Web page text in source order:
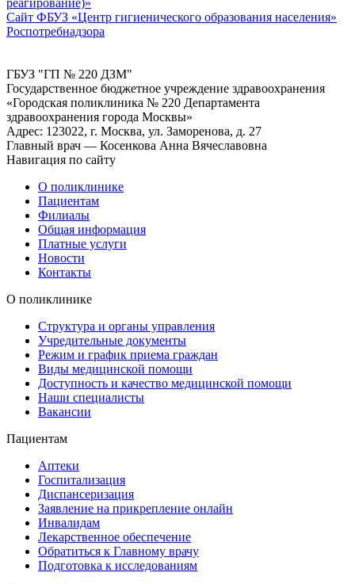
Сайт ФБУЗ «Центр гигиенического образования населения»
Роспотребнадзора
ГБУЗ "ГП № 220 ДЗМ"
Государственное бюджетное учреждение здравоохранения
«Городская поликлиника № 220 Департамента
здравоохранения города Москвы»
Адрес: 123022, г. Москва, ул. Заморенова, д. 27
Главный врач — Косенкова Анна Вячеславовна
Навигация по сайту
О поликлинике
Пациентам
Филиалы
Общая информация
Платные услуги
Новости
Контакты
О поликлинике
Структура и органы управления
Учредительные документы
Режим и график приема граждан
Виды медицинской помощи
Доступность и качество медицинской помощи
Наши специалисты
Вакансии
Пациентам
Аптеки
Госпитализация
Диспансеризация
Заявление на прикрепление онлайн
Инвалидам
Лекарственное обеспечение
Обратиться к Главному врачу
Подготовка к исследованиям